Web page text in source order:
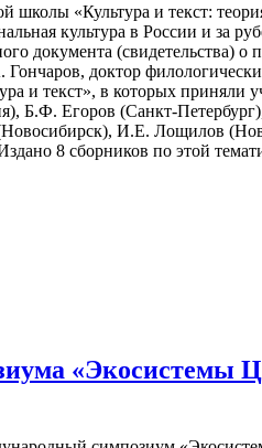
школы «Культура и текст:
культура в России и за
документа
Гончаров, доктор
и текст», в которых
Б.Ф. Егоров (Санкт-
И.Е. Лощилов
8 сборников по этой
«Экосистемы